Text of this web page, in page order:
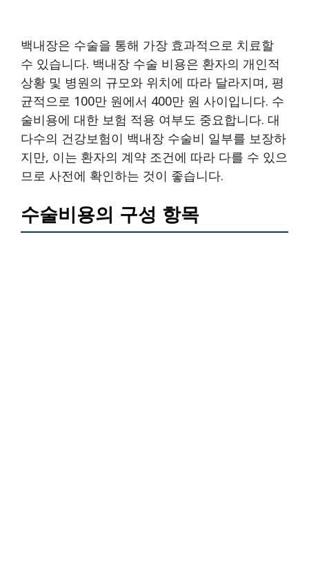
백내장은 수술을 통해 가장 효과적으로 치료할
수 있습니다. 백내장 수술 비용은 환자의 개인적
상황 및 병원의 규모와 위치에 따라 달라지며, 평
균적으로 100만 원에서 400만 원 사이입니다. 수
술비용에 대한 보험 적용 여부도 중요합니다. 대
다수의 건강보험이 백내장 수술비 일부를 보장하
지만, 이는 환자의 계약 조건에 따라 다를 수 있으
므로 사전에 확인하는 것이 좋습니다.
수술비용의 구성 항목